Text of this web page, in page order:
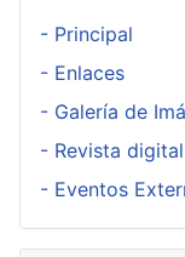
- Principal
- Enlaces
- Galería de
- Revista digital
- Eventos